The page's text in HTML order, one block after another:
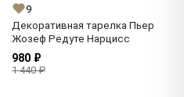
9
Декоративная тарелка Пьер
Жозеф Редуте Нарцисс
980 ₽
1 440 ₽